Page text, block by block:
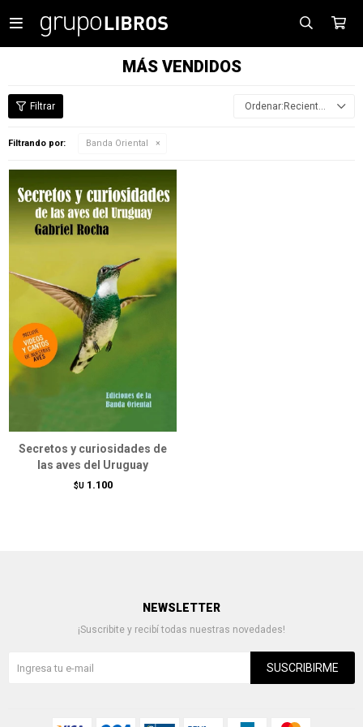

MÁS VENDIDOS
Recientes
Filtrando por: Banda Oriental
Secretos y curiosidades de
las aves del Uruguay
$U 1.100
NEWSLETTER
¡Suscribite y recibí todas nuestras novedades!
SUSCRIBIRME